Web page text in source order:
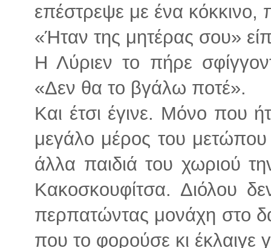
επέστρεψε με ένα κόκκινο,
«Ήταν της μητέρας σου»
Η Λύριεν το πήρε
«Δεν θα το βγάλω ποτέ».
Και έτσι έγινε. Μόνο που
μεγάλο μέρος του μετώπου
άλλα παιδιά του χωριού
Κακοσκουφίτσα. Διόλου
περπατώντας μονάχη στο
που το φορούσε κι έκλαιγε